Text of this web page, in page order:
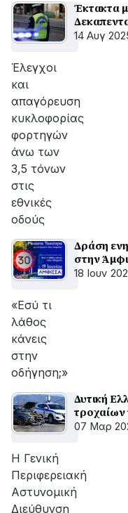
Έκτακτα
14 Αυγ
Έλεγχοι
και
απαγόρευση
κυκλοφορίας
φορτηγών
άνω των
3,5 τόνων
στις
εθνικές
οδούς
Δράση
στην
18 Ιουν
«Εσύ τι
λάθος
κάνεις
στην
οδήγηση;»
Δυτική
τροχαίων
07 Μαρ
Η Γενική
Περιφερειακή
Αστυνομική
Διεύθυνση